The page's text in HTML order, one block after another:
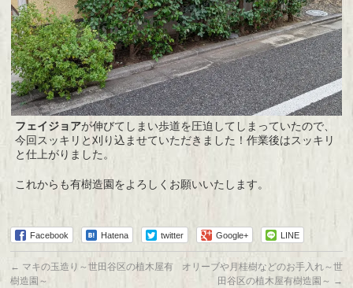
フェイジョアが伸びてしまい歩道を圧迫してしまっていたので、
今回スッキリと刈り込ませていただきました！作業後はスッキリ
と仕上がりました。
これからも有樹造園をよろしくお願いいたします。
Facebook Hatena twitter Google+ LINE
← マキの玉造り～世田谷区の植木屋有
樹造園～
オリーブや月桂樹などのお手入れ～世
田谷区の植木屋有樹造園～ →